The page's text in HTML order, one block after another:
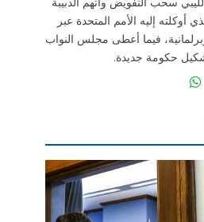
أوكلته إليه الأمم المتحدة عبر
فيما أعطى مجلس النواب
حكومة جديدة.